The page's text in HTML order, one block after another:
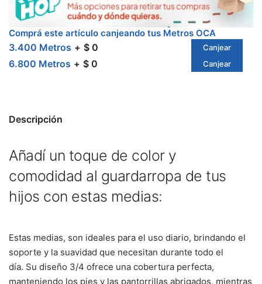
Comprá este artículo canjeando tus Metros OCA
3.400 Metros $ 0 Canjear
6.800 Metros $ 0 Canjear
Descripción
Añadí un toque de color y
comodidad al guardarropa de tus
hijos con estas medias:
Estas medias, son ideales para el uso diario, brindando el
soporte y la suavidad que necesitan durante todo el
día. Su diseño 3/4 ofrece una cobertura perfecta,
manteniendo los pies y las pantorrillas abrigados, mientras